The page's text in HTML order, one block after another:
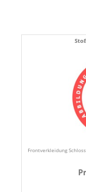
Frontverkleidung